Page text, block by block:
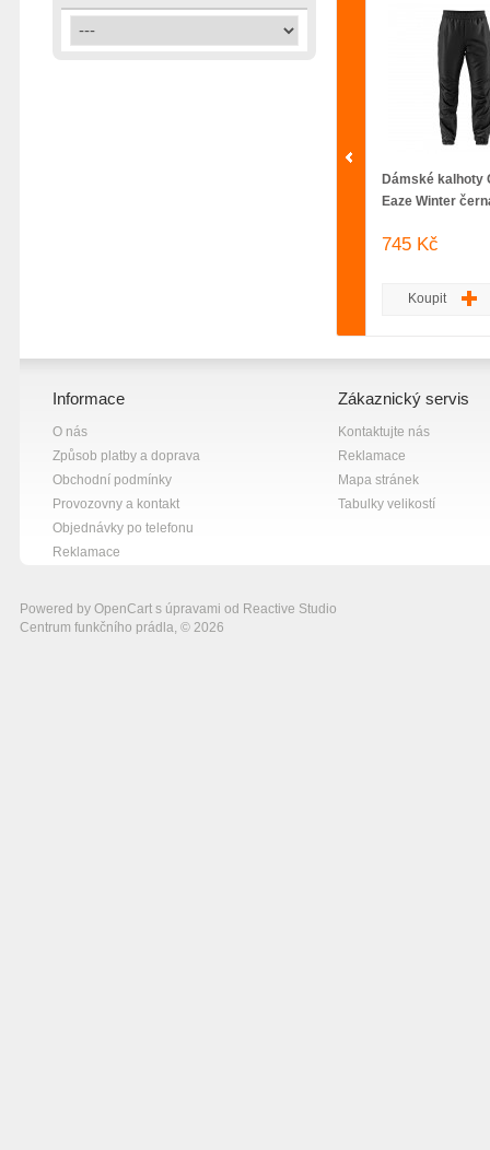
Dámské kalhoty
Eaze Winter
745 Kč
Koupit
Informace
O nás
Způsob platby a doprava
Obchodní podmínky
Provozovny a kontakt
Objednávky po telefonu
Reklamace
Zákaznický servis
Kontaktujte nás
Reklamace
Mapa stránek
Tabulky velikostí
Powered by OpenCart s úpravami od Reactive Studio
Centrum funkčního prádla, © 2026